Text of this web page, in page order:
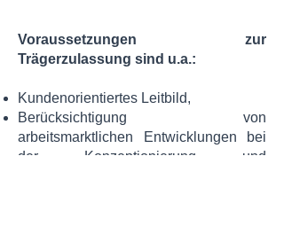
Voraussetzungen zur
Trägerzulassung sind u.a.:
Kundenorientiertes Leitbild,
Berücksichtigung von
arbeitsmarktlichen Entwicklungen bei
der Konzeptionierung und